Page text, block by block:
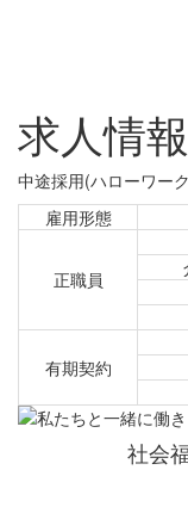
求人情報
中途採用(ハローワー
雇用形態
正職員
有期契約
社会